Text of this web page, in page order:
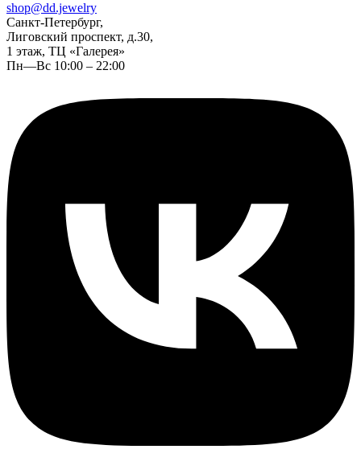
shop@dd.jewelry
Санкт-Петербург,
Лиговский проспект, д.30,
1 этаж, ТЦ «Галерея»
Пн—Вс 10:00 – 22:00